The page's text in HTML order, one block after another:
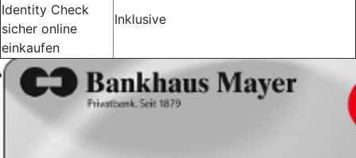
Identity Check
sicher online
einkaufen
Inklusive